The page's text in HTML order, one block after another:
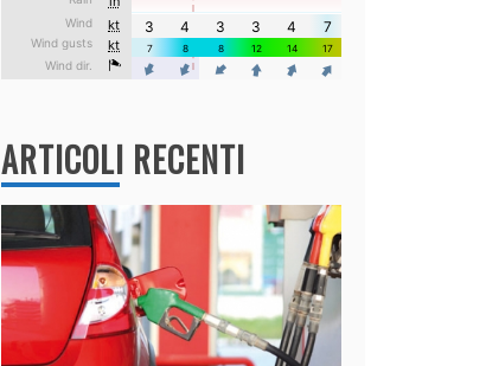
ARTICOLI RECENTI